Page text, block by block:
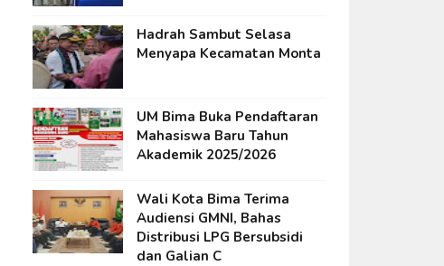
Hadrah Sambut Selasa
Menyapa Kecamatan Monta
UM Bima Buka Pendaftaran
Mahasiswa Baru Tahun
Akademik 2025/2026
Wali Kota Bima Terima
Audiensi GMNI, Bahas
Distribusi LPG Bersubsidi
dan Galian C